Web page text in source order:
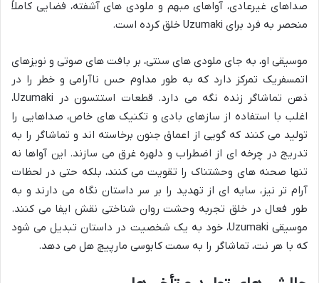
صداهای غیرعادی، آواهای مبهم و ملودی های آشفته، فضایی کاملاً
منحصر به فرد برای Uzumaki خلق کرده است.
موسیقی او، به جای ملودی های سنتی، بر بافت های صوتی و نویزهای
اتمسفریک تمرکز دارد که به طور مداوم حس ناآرامی و خطر را در
ذهن تماشاگر زنده نگه می دارد. قطعات استتسون در Uzumaki،
اغلب با استفاده از سازهای بادی و تکنیک های خاص، صداهایی را
تولید می کنند که گویی از اعماق جنون برخاسته اند و تماشاگر را به
تدریج در چرخه ای از اضطراب و دلهره غرق می سازند. این آواها نه
تنها صحنه های وحشتناک را تقویت می کنند، بلکه حتی در لحظات
آرام تر نیز، سایه ای از تهدید را بر سر داستان نگاه می دارند و به
طور فعال در خلق تجربه وحشت روان شناختی نقش ایفا می کنند.
موسیقی Uzumaki، خود به یک شخصیت در داستان تبدیل می شود
که با هر نت، تماشاگر را به سمت کابوسی مارپیچ هل می دهد.